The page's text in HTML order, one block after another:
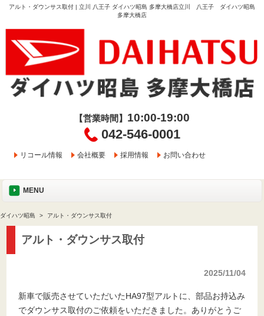
アルト・ダウンサス取付 | 立川 八王子 ダイハツ昭島 多摩大橋店立川 八王子 ダイハツ昭島
多摩大橋店
【営業時間】 10:00-19:00
042-546-0001
リコール情報 会社概要 採用情報 お問い合わせ
MENU
ダイハツ昭島 アルト・ダウンサス取付
アルト・ダウンサス取付
2025/11/04
新車で販売させていただいたHA97型アルトに、部品お持込み
でダウンサス取付のご依頼をいただきました。ありがとうご